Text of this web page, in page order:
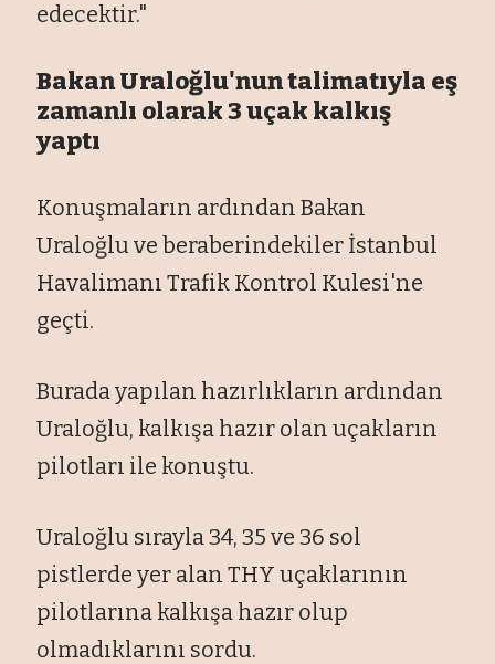
edecektir."
Bakan Uraloğlu'nun talimatıyla eş
zamanlı olarak 3 uçak kalkış
yaptı
Konuşmaların ardından Bakan
Uraloğlu ve beraberindekiler İstanbul
Havalimanı Trafik Kontrol Kulesi'ne
geçti.
Burada yapılan hazırlıkların ardından
Uraloğlu, kalkışa hazır olan uçakların
pilotları ile konuştu.
Uraloğlu sırayla 34, 35 ve 36 sol
pistlerde yer alan THY uçaklarının
pilotlarına kalkışa hazır olup
olmadıklarını sordu.